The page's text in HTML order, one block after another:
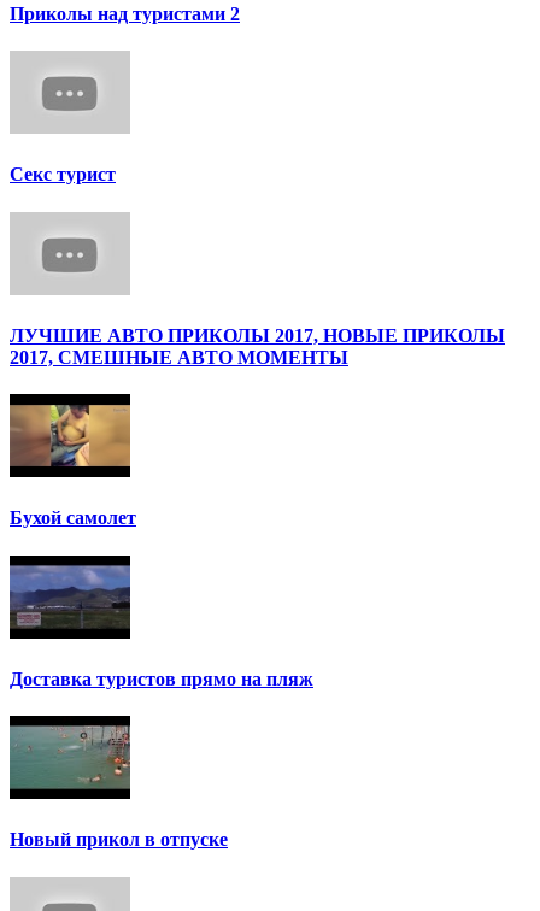
Приколы над туристами 2
Секс турист
ЛУЧШИЕ АВТО ПРИКОЛЫ 2017, НОВЫЕ ПРИКОЛЫ
2017, СМЕШНЫЕ АВТО МОМЕНТЫ
Бухой самолет
Доставка туристов прямо на пляж
Новый прикол в отпуске